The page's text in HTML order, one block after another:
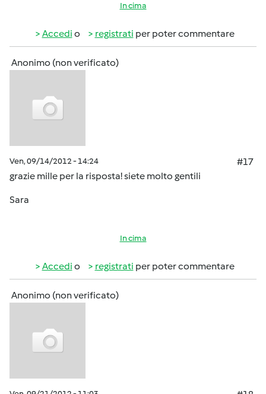
In cima
Accedi o registrati per poter commentare
Anonimo (non verificato)
Ven, 09/14/2012 - 14:24
#17
grazie mille per la risposta! siete molto gentili
Sara
In cima
Accedi o registrati per poter commentare
Anonimo (non verificato)